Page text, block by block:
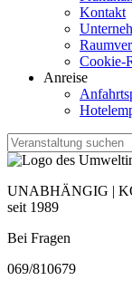
Kontakt
Cookie-
Anreise
UNABHÄNGIG |
seit 1989
Bei Fragen
069/810679